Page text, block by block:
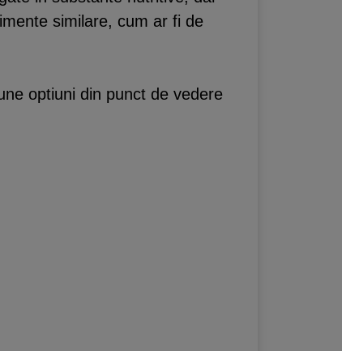
similare, cum ar fi de
optiuni din punct de vedere